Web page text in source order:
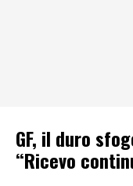
GF, il duro
“Ricevo